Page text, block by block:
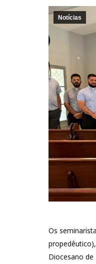
Notícias
Os
Diocesano de